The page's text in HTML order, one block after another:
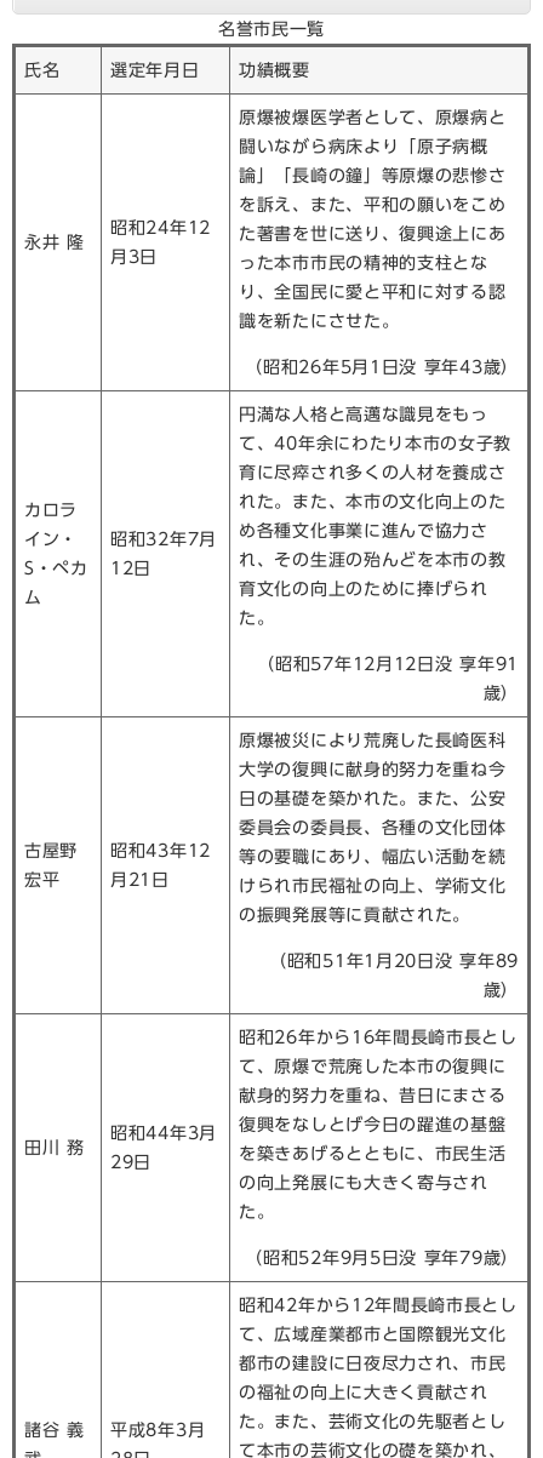
名誉市民一覧
氏名 選定年月日 功績概要
永井 隆
昭和24年12
月3日
原爆被爆医学者として、原爆病と
闘いながら病床より「原子病概
論」「長崎の鐘」等原爆の悲惨さ
を訴え、また、平和の願いをこめ
た著書を世に送り、復興途上にあ
った本市市民の精神的支柱とな
り、全国民に愛と平和に対する認
識を新たにさせた。
（昭和26年5月1日没 享年43歳）
カロラ
イン・
S・ペカ
ム
昭和32年7月
12日
円満な人格と高邁な識見をもっ
て、40年余にわたり本市の女子教
育に尽瘁され多くの人材を養成さ
れた。また、本市の文化向上のた
め各種文化事業に進んで協力さ
れ、その生涯の殆んどを本市の教
育文化の向上のために捧げられ
た。
（昭和57年12月12日没 享年91
歳）
古屋野
宏平
昭和43年12
月21日
原爆被災により荒廃した長崎医科
大学の復興に献身的努力を重ね今
日の基礎を築かれた。また、公安
委員会の委員長、各種の文化団体
等の要職にあり、幅広い活動を続
けられ市民福祉の向上、学術文化
の振興発展等に貢献された。
（昭和51年1月20日没 享年89
歳）
田川 務
昭和44年3月
29日
昭和26年から16年間長崎市長とし
て、原爆で荒廃した本市の復興に
献身的努力を重ね、昔日にまさる
復興をなしとげ今日の躍進の基盤
を築きあげるとともに、市民生活
の向上発展にも大きく寄与され
た。
（昭和52年9月5日没 享年79歳）
諸谷 義
平成8年3月
昭和42年から12年間長崎市長とし
て、広域産業都市と国際観光文化
都市の建設に日夜尽力され、市民
の福祉の向上に大きく貢献され
た。また、芸術文化の先駆者とし
て本市の芸術文化の礎を築かれ、